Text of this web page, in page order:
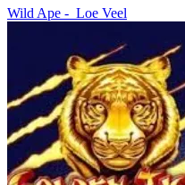
Wild Ape - Loe Veel